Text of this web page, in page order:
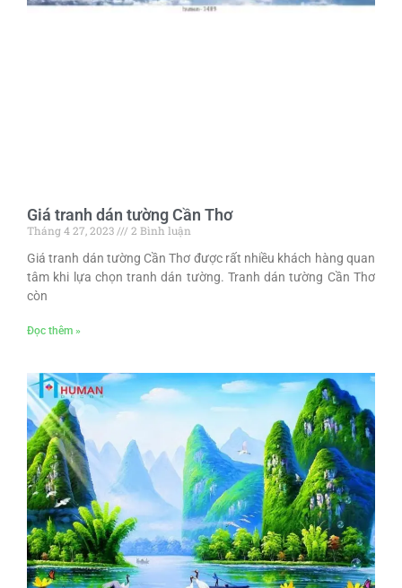
Giá tranh dán tường Cần Thơ
Tháng 4 27, 2023
2 Bình luận
Giá tranh dán tường Cần Thơ được rất nhiều khách hàng quan
tâm khi lựa chọn tranh dán tường. Tranh dán tường Cần Thơ
còn
Đọc thêm »